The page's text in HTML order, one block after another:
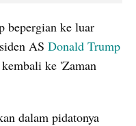
bepergian ke luar
AS Donald Trump
ke 'Zaman
dalam pidatonya